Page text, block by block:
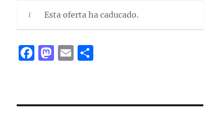
Esta oferta ha caducado.
F
e
M
o
E
l
p